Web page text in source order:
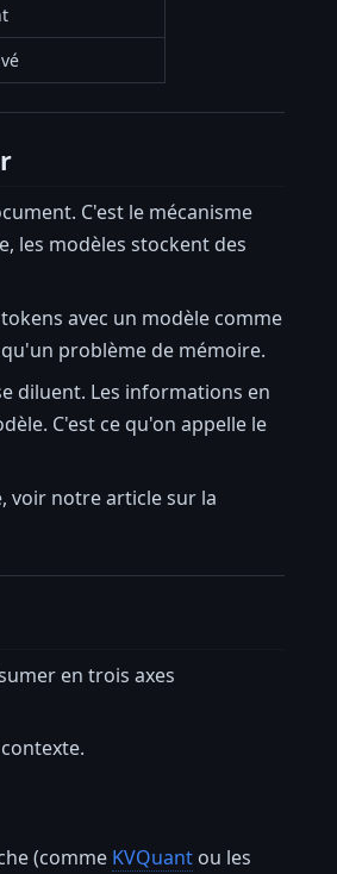
C'est le mécanisme
les modèles stockent des
avec un modèle comme
qu'un problème de mémoire.
diluent. Les informations en
C'est ce qu'on appelle le
voir notre article sur la
en trois axes
(comme KVQuant ou les